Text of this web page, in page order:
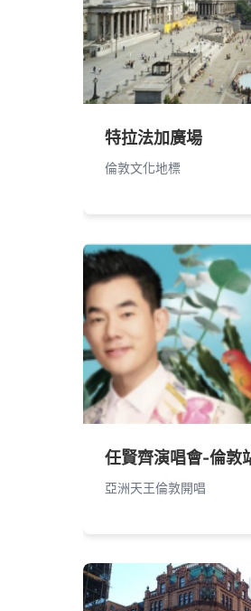
特拉法加廣場
倫敦文化地標
任賢齊演唱會-倫敦
亞洲天王倫敦開唱